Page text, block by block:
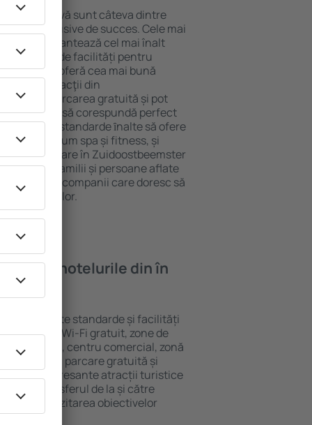
atractivă sunt câteva dintre
All-Inclusive de succes. Cele mai
garantează cel mai înalt
largă de facilități pentru
ridicate oferă cea mai bună
distracţii din
folosi parcarea gratuită și pot
care să corespundă perfect
cu standarde ȋnalte să ofere
precum spa și fitness, și
bună cazare în Zuidoostbeemster
cupluri, familii și persoane aflate
și pentru companii care doresc să
angajații lor.
găsi ȋn hotelurile din în
au diferite standarde și facilități
sunt Wi-Fi gratuit, zone de
în cameră, centru comercial, zonă
copii, parcare gratuită și
mai interesante atracții turistice
și transferul de la și către
vizitarea obiectivelor